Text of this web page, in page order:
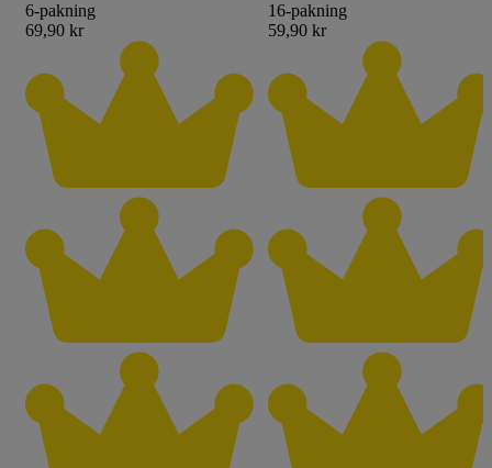
6-pakning
69,90 kr
16-pakning
59,90 kr